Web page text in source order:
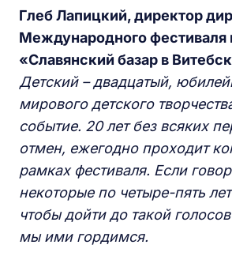
Глеб Лапицкий,директорд
Международногофестиваля
«Славянский базар в
Детский – двадцатый,
мирового детского
событие. 20 лет без всяких
отмен, ежегодно проходит
рамках фестиваля. Если
некоторые по четыре-пять
чтобыдойти дотакой
мы ими гордимся.